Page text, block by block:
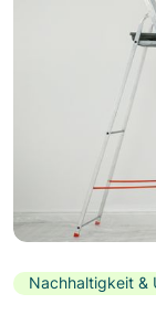
Nachhaltigkeit &